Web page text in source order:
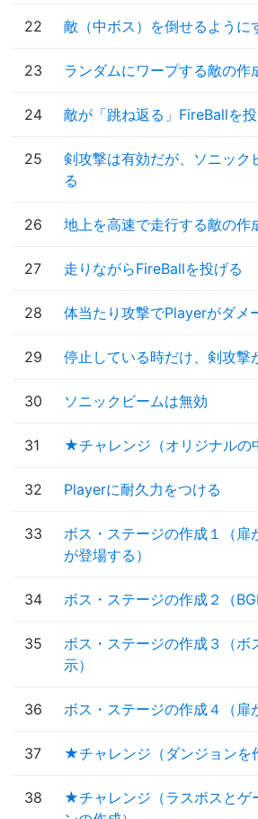
22 敵（中ボス）を倒せるように
23 ランダムにワープする敵の作
24 敵が「跳ね返る」FireBallを
25
剣攻撃は有効だが、ソニック
る
26 地上を高速で走行する敵の作
27 走りながらFireBallを投げる
28 体当たり攻撃でPlayerがダメ
29 停止している時だけ、剣攻撃
30 ソニックビームは無効
31 ★チャレンジ（オリジナルの
32 Playerに耐久力をつける
33
ボス・ステージの作成１（扉
が登場する）
34 ボス・ステージの作成２（
35
ボス・ステージの作成３（ボ
示）
36 ボス・ステージの作成４（扉
37 ★チャレンジ（ダンジョンを
38
★チャレンジ（ラスボスとゲ